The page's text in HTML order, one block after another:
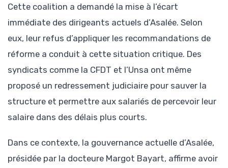
Cette coalition a demandé la mise à l’écart
immédiate des dirigeants actuels d’Asalée. Selon
eux, leur refus d’appliquer les recommandations de
réforme a conduit à cette situation critique. Des
syndicats comme la CFDT et l’Unsa ont même
proposé un redressement judiciaire pour sauver la
structure et permettre aux salariés de percevoir leur
salaire dans des délais plus courts.
Dans ce contexte, la gouvernance actuelle d’Asalée,
présidée par la docteure Margot Bayart, affirme avoir